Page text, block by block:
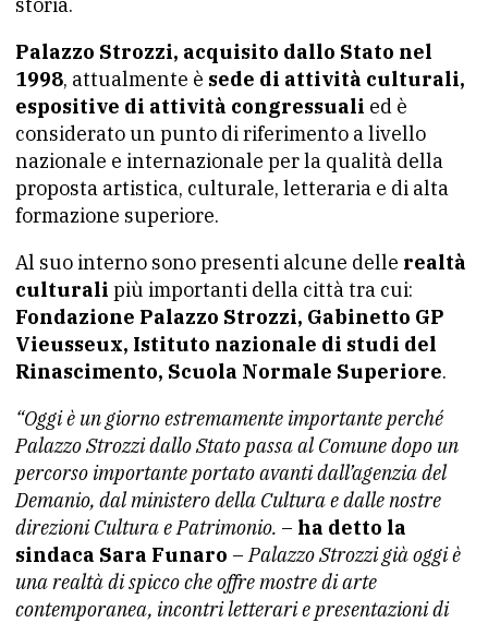
Palazzo Strozzi, acquisito dallo Stato nel
1998, attualmente è sede di attività culturali,
espositive di attività congressuali ed è
considerato un punto di riferimento a livello
nazionale e internazionale per la qualità della
proposta artistica, culturale, letteraria e di alta
formazione superiore.
Al suo interno sono presenti alcune delle realtà
culturali più importanti della città tra cui:
Fondazione Palazzo Strozzi, Gabinetto GP
Vieusseux, Istituto nazionale di studi del
Rinascimento, Scuola Normale Superiore.
“Oggi è un giorno estremamente importante perché
Palazzo Strozzi dallo Stato passa al Comune dopo un
percorso importante portato avanti dall’agenzia del
Demanio, dal ministero della Cultura e dalle nostre
direzioni Cultura e Patrimonio. – ha detto la
sindaca Sara Funaro –Palazzo Strozzi già oggi è
una realtà di spicco che offre mostre di arte
contemporanea, incontri letterari e presentazioni di